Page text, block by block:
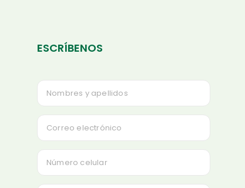
ESCRÍBENOS